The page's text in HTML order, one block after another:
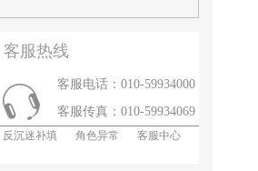
客服热线
客服电话：010-59934000
客服传真：010-59934069
反沉迷补填 角色异常 客服中心